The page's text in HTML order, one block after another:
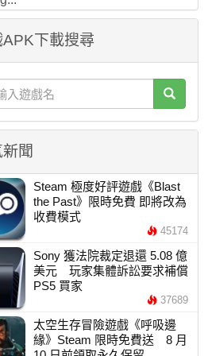
下載搜尋
聞
Steam 極度好評遊戲《Blast
the Past》限時免費 即將改為
收費模式
45174
Sony 獲法院裁定退還 5.08 億
美元 玩家集體訴訟要求補償
PS5 買家
37689
太空生存冒險遊戲《呼吸邊
緣》Steam 限時免費送 8 月